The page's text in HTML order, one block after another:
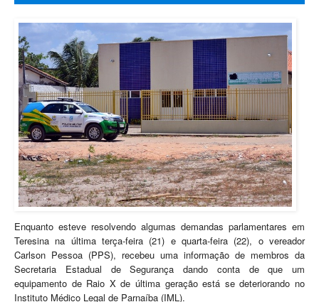
Enquanto esteve resolvendo algumas demandas parlamentares em
Teresina na última terça-feira (21) e quarta-feira (22), o vereador
Carlson Pessoa (PPS), recebeu uma informação de membros da
Secretaria Estadual de Segurança dando conta de que um
equipamento de Raio X de última geração está se deteriorando no
Instituto Médico Legal de Parnaíba (IML).